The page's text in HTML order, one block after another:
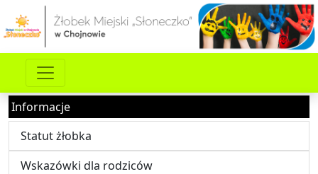
Informacje
Statut żłobka
Wskazówki dla rodziców